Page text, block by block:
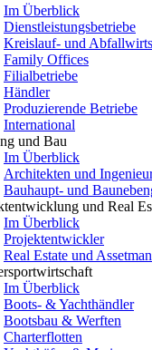
Im Überblick
Dienstleistungsbetriebe
Kreislauf- und
Family Offices
Filialbetriebe
Händler
Produzierende Betriebe
International
und Bau
Im Überblick
Architekten und
Bauhaupt- und
und Real
Im Überblick
Projektentwickler
Real Estate und
Im Überblick
Boots- & Yachthändler
Bootsbau & Werften
Charterflotten